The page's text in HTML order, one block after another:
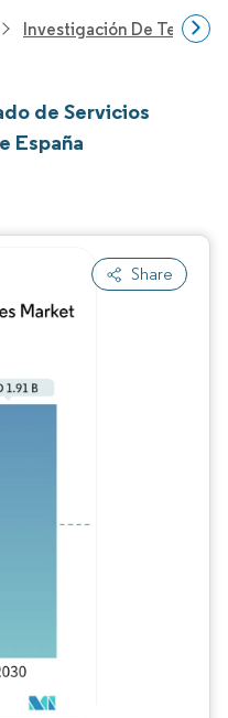
Investigación De
de Servicios
España
Share